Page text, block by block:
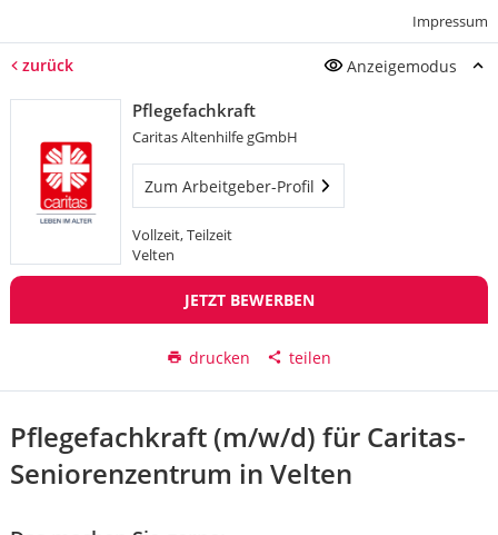
Impressum
zurück Anzeigemodus
Pflegefachkraft
Caritas Altenhilfe gGmbH
Zum Arbeitgeber-Profil
Vollzeit, Teilzeit
Velten
JETZT BEWERBEN
drucken teilen
Pflegefachkraft (m/w/d) für Caritas-
Seniorenzentrum in Velten